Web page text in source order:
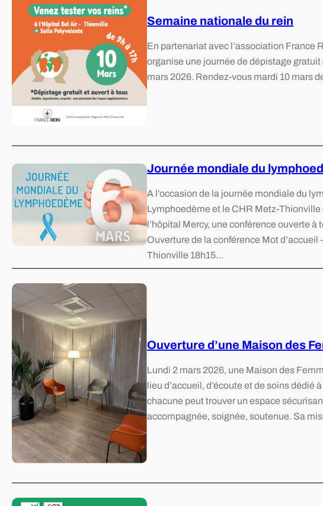
Semaine nationale du rein
En partenariat avec l’association France
organise une journée de dépistage
mars 2026. Rendez-vous mardi 10 mars
Journée mondiale du
A l’occasion de la journée mondiale du
Lymphoedème et le CHR Metz-Thionville
l’hôpital Mercy, une conférence ouverte
Ouverture de la conférence Mot
Thionville 18h15…
Ouverture d’une Maison des
Lundi 2 mars 2026, une Maison des
lieu d’accueil, d’écoute et de soins dédié
chacune peut trouver un espace
accompagnée, soignée, soutenue. Sa